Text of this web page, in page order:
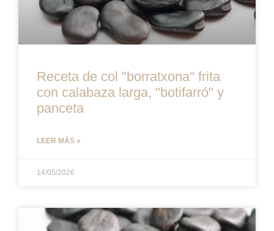
Receta de col "borratxona" frita
con calabaza larga, "botifarró" y
panceta
LEER MÁS »
14/05/2026